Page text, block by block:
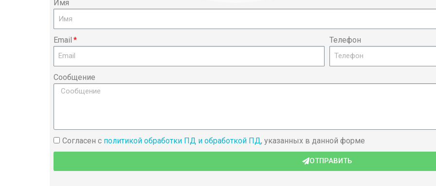
Имя
Email Телефон
Сообщение
Согласен с политикой обработки ПД и обработкой ПД, указанных в данной форме
ОТПРАВИТЬ